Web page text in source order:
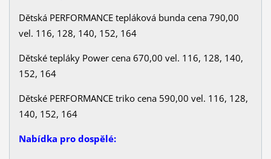
Dětská PERFORMANCE tepláková bunda cena 790,00
vel. 116, 128, 140, 152, 164
Dětské tepláky Power cena 670,00 vel. 116, 128, 140,
152, 164
Dětské PERFORMANCE triko cena 590,00 vel. 116, 128,
140, 152, 164
Nabídka pro dospělé: